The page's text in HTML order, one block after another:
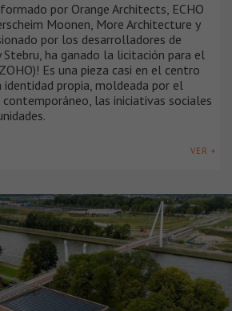
por Orange Architects, ECHO
Moonen, More Architecture y
por los desarrolladores de
ha ganado la licitación para el
Es una pieza casi en el centro
identidad propia, moldeada por el
las iniciativas sociales
VER +